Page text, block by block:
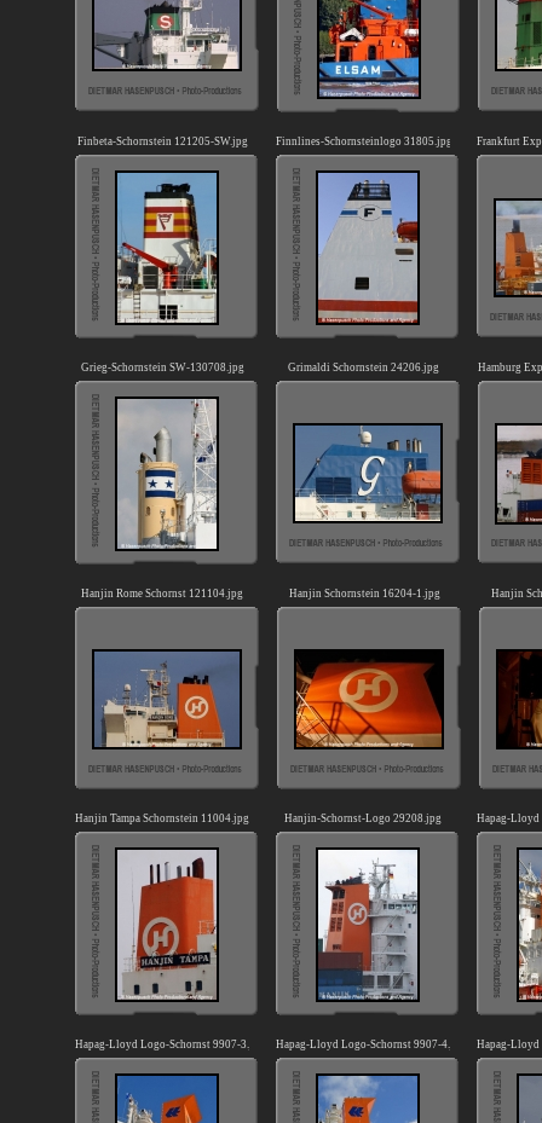
Finbeta-Schornstein 121205-SW.jpg Finnlines-Schornsteinlogo 31805.jpg Frankfurt
Grieg-Schornstein SW-130708.jpg Grimaldi Schornstein 24206.jpg Hamburg
Hanjin Rome Schornst 121104.jpg Hanjin Schornstein 16204-1.jpg Hanjin
Hanjin Tampa Schornstein 11004.jpg Hanjin-Schornst-Logo 29208.jpg Hapag-Lloyd
Hapag-Lloyd Logo-Schornst 9907-3.jpg Hapag-Lloyd Logo-Schornst 9907-4.jpg Hapag-Lloyd